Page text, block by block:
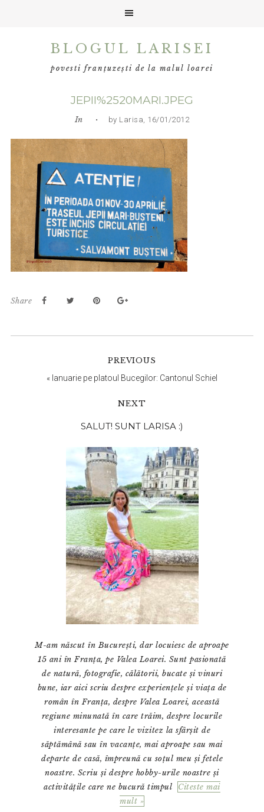
BLOGUL LARISEI
povesti franțuzești de la malul loarei
JEPII%2520MARI.JPEG
In • by Larisa, 16/01/2012
Share
PREVIOUS
« Ianuarie pe platoul Bucegilor: Cantonul Schiel
NEXT
principală
SALUT! SUNT LARISA :)
M-am născut în București, dar locuiesc de aproape
15 ani în Franța, pe Valea Loarei. Sunt pasionată
de natură, fotografie, călătorii, bucate și vinuri
bune, iar aici scriu despre experiențele și viața de
român în Franța, despre Valea Loarei, această
regiune minunată în care trăim, despre locurile
interesante pe care le vizitez la sfârșit de
săptămână sau în vacanțe, mai aproape sau mai
departe de casă, împreună cu soțul meu și fetele
noastre. Scriu și despre hobby-urile noastre și
activitățile care ne bucură timpul
Citeste mai
mult »